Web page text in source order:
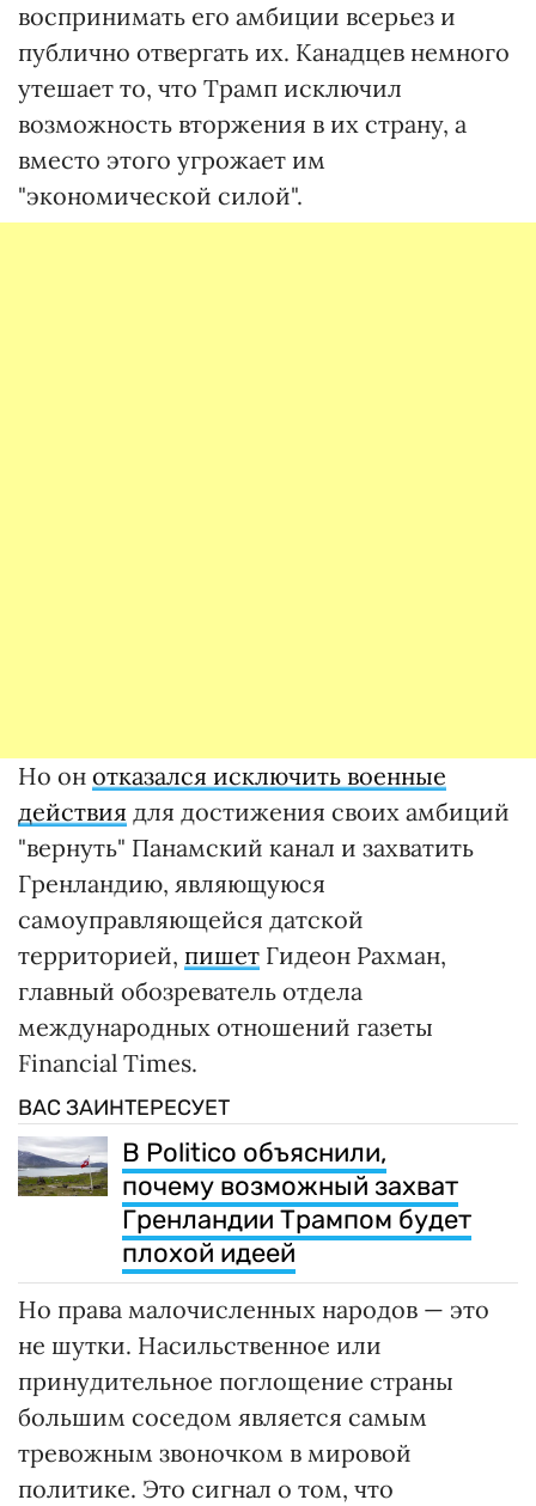
воспринимать его амбиции всерьез и
публично отвергать их. Канадцев немного
утешает то, что Трамп исключил
возможность вторжения в их страну, а
вместо этого угрожает им
"экономической силой".
Но он отказался исключить военные
действия для достижения своих амбиций
"вернуть" Панамский канал и захватить
Гренландию, являющуюся
самоуправляющейся датской
территорией, пишет Гидеон Рахман,
главный обозреватель отдела
международных отношений газеты
Financial Times.
ВАС ЗАИНТЕРЕСУЕТ
В Politico объяснили,
почему возможный захват
Гренландии Трампом будет
плохой идеей
Но права малочисленных народов — это
не шутки. Насильственное или
принудительное поглощение страны
большим соседом является самым
тревожным звоночком в мировой
политике. Это сигнал о том, что